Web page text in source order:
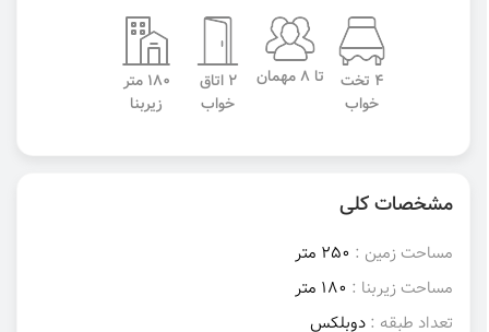
4 تخت
خواب
تا 8 مهمان
2 اتاق
خواب
180 متر
زیربنا
مشخصات کلی
مساحت زمین : 250 متر
مساحت زیربنا : 180 متر
تعداد طبقه : دوبلکس